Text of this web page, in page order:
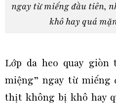
ngay từ miếng đầu tiên,
khô hay quá
Lớp da heo quay giòn
miệng” ngay từ
thịt không bị khô hay